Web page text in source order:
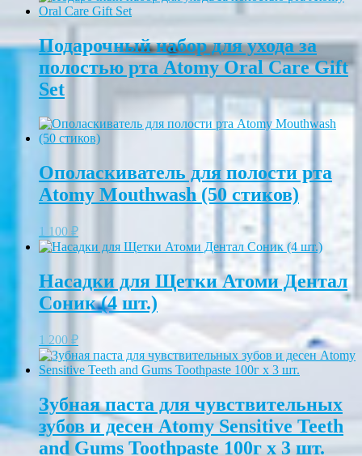
Подарочный набор для ухода за
полостью рта Atomy Oral Care Gift
Set
Ополаскиватель для полости рта
Atomy Mouthwash (50 стиков)
1 100 ₽
Насадки для Щетки Атоми Дентал
Соник (4 шт.)
1 200 ₽
Зубная паста для чувствительных
зубов и десен Atomy Sensitive Teeth
and Gums Toothpaste 100г х 3 шт.